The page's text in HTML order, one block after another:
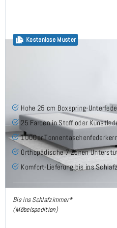
Kostenlose Muster
25cm Boxspring Base
Hohe 25 cm Boxspring-
25 Farben in Stoff oder
1000er Tonnentaschenfederkern
Orthopädische 7 Zonen
Komfort-Lieferung bis ins
Bis ins Schlafzimmer*
(Möbelspedition)